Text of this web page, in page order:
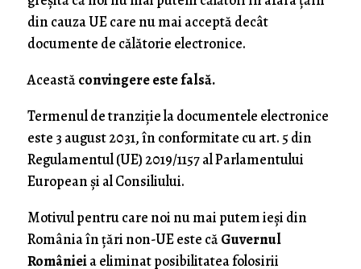
din cauza UE care nu mai acceptă decât
documente de călătorie electronice.
Aceastăconvingere este falsă.
Termenul de tranziție la documentele electronice
este 3 august 2031, în conformitate cu art. 5 din
Regulamentul (UE) 2019/1157 al Parlamentului
European și al Consiliului.
Motivul pentru care noi nu mai putem ieși din
România în țări non-UE este căGuvernul
Românieia eliminat posibilitatea folosirii